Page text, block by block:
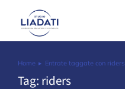
Tu sei qui:
Home Entrate taggate con riders
Tag: riders